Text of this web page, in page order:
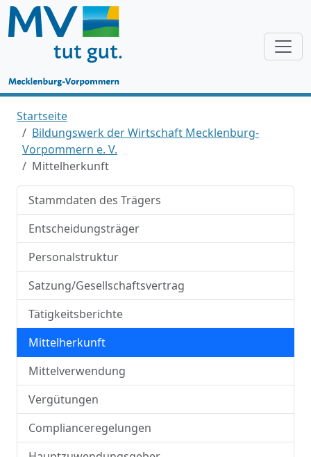
Startseite
Bildungswerk der Wirtschaft Mecklenburg-
Vorpommern e. V.
Mittelherkunft
Stammdaten des Trägers
Entscheidungsträger
Personalstruktur
Satzung/Gesellschaftsvertrag
Tätigkeitsberichte
Mittelherkunft
Mittelverwendung
Vergütungen
Complianceregelungen